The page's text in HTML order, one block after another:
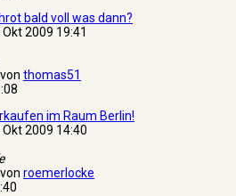
bald voll was dann?
Okt 2009 19:41
von thomas51
im Raum Berlin!
Okt 2009 14:40
von roemerlocke